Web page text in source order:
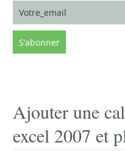
Ajouter une
excel 2007 et